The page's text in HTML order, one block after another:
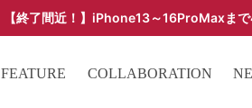
【終了間近！】iPhone13～16ProMaxま
FEATURE COLLABORATION